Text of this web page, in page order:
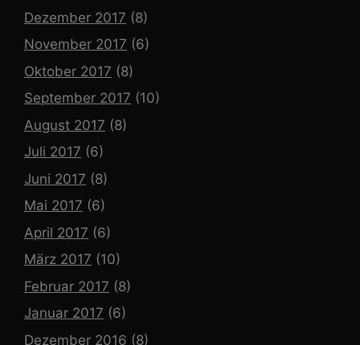
Dezember 2017 (8)
November 2017 (6)
Oktober 2017 (8)
September 2017 (10)
August 2017 (8)
Juli 2017 (6)
Juni 2017 (8)
Mai 2017 (6)
April 2017 (6)
März 2017 (10)
Februar 2017 (8)
Januar 2017 (6)
Dezember 2016 (8)